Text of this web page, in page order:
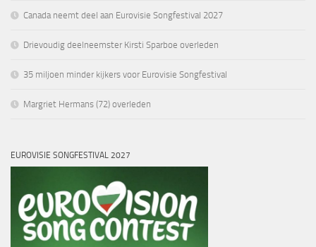
Canada neemt deel aan Eurovisie Songfestival 2027
Drievoudig deelneemster Kirsti Sparboe overleden
35 miljoen minder kijkers voor Eurovisie Songfestival
Margriet Hermans (72) overleden
EUROVISIE SONGFESTIVAL 2027